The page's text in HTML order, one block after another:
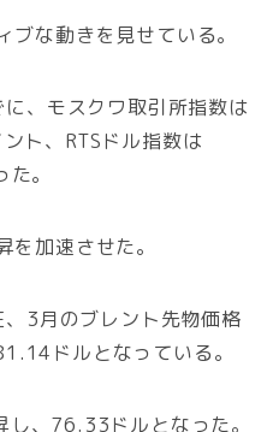
な動きを見せている。
、モスクワ取引所指数は
ト、RTSドル指数は
。
加速させた。
3月のブレント先物価格
ドルとなっている。
、76.33ドルとなった。